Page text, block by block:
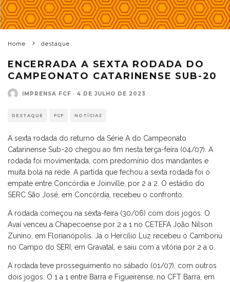
Home destaque
ENCERRADA A SEXTA RODADA DO
CAMPEONATO CATARINENSE SUB-20
IMPRENSA FCF · 4 DE JULHO DE 2023
DESTAQUE FCF NOTÍCIAS
A sexta rodada do returno da Série A do Campeonato
Catarinense Sub-20 chegou ao fim nesta terça-feira (04/07). A
rodada foi movimentada, com predomínio dos mandantes e
muita bola na rede. A partida que fechou a sexta rodada foi o
empate entre Concórdia e Joinville, por 2 a 2. O estádio do
SERC São José, em Concórdia, recebeu o confronto.
A rodada começou na sexta-feira (30/06) com dois jogos. O
Avaí venceu a Chapecoense por 2 a 1 no CETEFA João Nilson
Zunino, em Florianópolis. Já o Hercílio Luz recebeu o Camboriú
no Campo do SERI, em Gravatal, e saiu com a vitória por 2 a 0.
A rodada teve prosseguimento no sábado (01/07), com outros
dois jogos. O 1 a 1 entre Barra e Figueirense, no CFT Barra, em